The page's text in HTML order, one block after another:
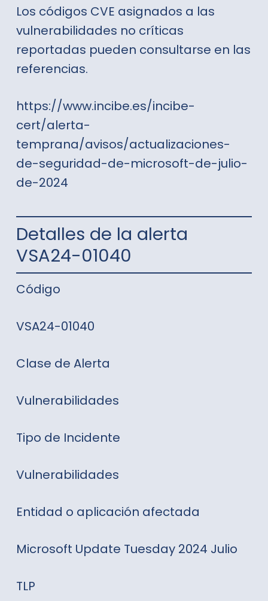
Los códigos CVE asignados a las
vulnerabilidades no críticas
reportadas pueden consultarse en las
referencias.
https://www.incibe.es/incibe-
cert/alerta-
temprana/avisos/actualizaciones-
de-seguridad-de-microsoft-de-julio-
de-2024
Detalles de la alerta
VSA24-01040
Código
VSA24-01040
Clase de Alerta
Vulnerabilidades
Tipo de Incidente
Vulnerabilidades
Entidad o aplicación afectada
Microsoft Update Tuesday 2024 Julio
TLP